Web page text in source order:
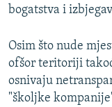
bogatstva i
Osim što nude
ofšor teritoriji
osnivaju
"školjke